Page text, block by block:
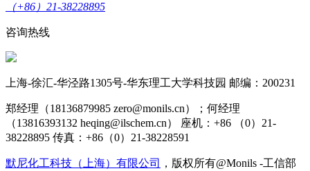
（+86）21-38228895
咨询热线
上海-徐汇-华泾路1305号-华东理工大学科技园 邮编：200231
郑经理（18136879985 zero@monils.cn）；何经理
（13816393132 heqing@ilschem.cn） 座机：+86 （0）21-
38228895 传真：+86（0）21-38228591
默尼化工科技（上海）有限公司 ，版权所有@Monils -工信部